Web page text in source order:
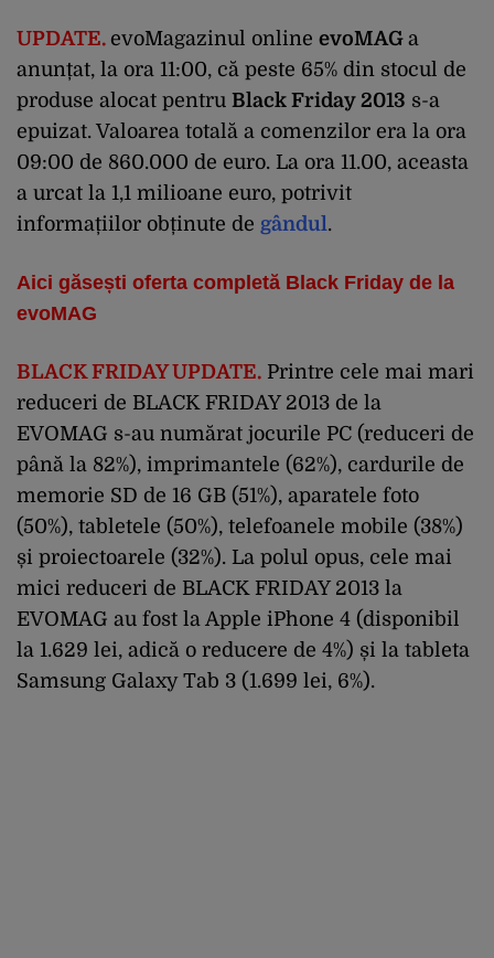
UPDATE. evoMagazinul online evoMAG a
anunțat, la ora 11:00, că peste 65% din stocul de
produse alocat pentru Black Friday 2013 s-a
epuizat. Valoarea totală a comenzilor era la ora
09:00 de 860.000 de euro. La ora 11.00, aceasta
a urcat la 1,1 milioane euro, potrivit
informațiilor obținute de gândul.
Aici găsești oferta completă Black Friday de la
evoMAG
BLACK FRIDAY UPDATE. Printre cele mai mari
reduceri de BLACK FRIDAY 2013 de la
EVOMAG s-au numărat jocurile PC (reduceri de
până la 82%), imprimantele (62%), cardurile de
memorie SD de 16 GB (51%), aparatele foto
(50%), tabletele (50%), telefoanele mobile (38%)
și proiectoarele (32%). La polul opus, cele mai
mici reduceri de BLACK FRIDAY 2013 la
EVOMAG au fost la Apple iPhone 4 (disponibil
la 1.629 lei, adică o reducere de 4%) și la tableta
Samsung Galaxy Tab 3 (1.699 lei, 6%).